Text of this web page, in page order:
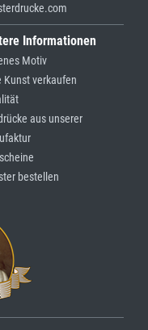
Informationen
Motiv
Kunst verkaufen
aus unserer
bestellen